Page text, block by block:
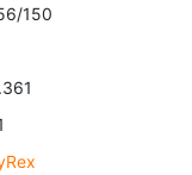
150